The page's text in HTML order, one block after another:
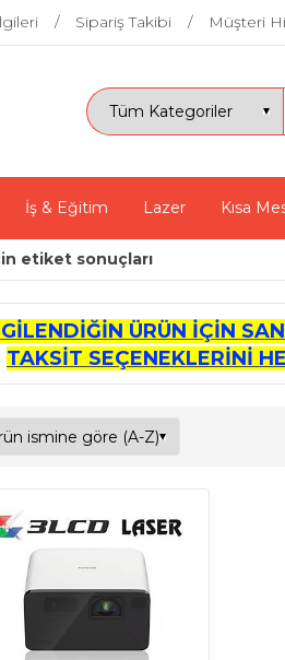
Sipariş Takibi Müşteri
İş & Eğitim Lazer Kısa
etiket sonuçları
ÜRÜN İÇİN
TAKSİT SEÇENEKLERİNİ